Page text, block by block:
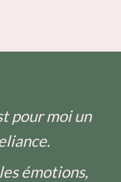
pour moi un
émotions,